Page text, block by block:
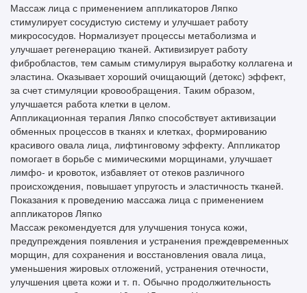
Массаж лица с применением аппликаторов Ляпко
стимулирует сосудистую систему и улучшает работу
микрососудов. Нормализует процессы метаболизма и
улучшает регенерацию тканей. Активизирует работу
фибробластов, тем самым стимулируя выработку коллагена и
эластина. Оказывает хороший очищающий (детокс) эффект,
за счет стимуляции кровообращения. Таким образом,
улучшается работа клетки в целом.
Аппликационная терапия Ляпко способствует активизации
обменных процессов в тканях и клетках, формированию
красивого овала лица, лифтинговому эффекту. Аппликатор
помогает в борьбе с мимическими морщинами, улучшает
лимфо- и кровоток, избавляет от отеков различного
происхождения, повышает упругость и эластичность тканей.
Показания к проведению массажа лица с применением
аппликаторов Ляпко
Массаж рекомендуется для улучшения тонуса кожи,
предупреждения появления и устранения преждевременных
морщин, для сохранения и восстановления овала лица,
уменьшения жировых отложений, устранения отечности,
улучшения цвета кожи и т. п. Обычно продолжительность